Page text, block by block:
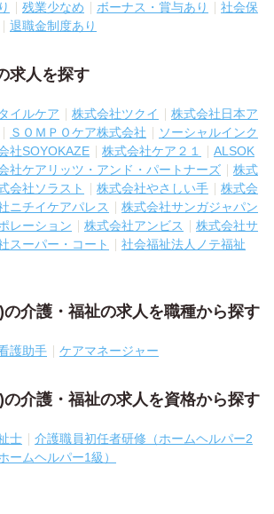
残業少なめ ボーナス・賞与あり
社会保
退職金制度あり
求人を探す
イルケア 株式会社ツクイ
株式会社日本ア
ＳＯＭＰＯケア株式会社
ソーシャルインク
社SOYOKAZE 株式会社ケア２１
ALSOK
社ケアリッツ・アンド・パートナーズ
株式
会社ソラスト 株式会社やさしい手
株式会
ニチイケアパレス
株式会社サンガジャパン
レーション
株式会社アンビス
株式会社サ
スーパー・コート
社会福祉法人ノテ福祉
の介護・福祉の求人を職種から探す
護助手 ケアマネージャー
の介護・福祉の求人を資格から探す
士
介護職員初任者研修（ホームヘルパー2
ームヘルパー1級）